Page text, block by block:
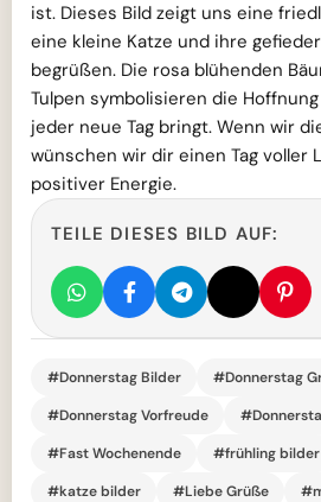
ist. Dieses Bild zeigt uns eine
eine kleine Katze und ihre
begrüßen. Die rosa blühenden
Tulpen symbolisieren die
jeder neue Tag bringt. Wenn wir
wünschen wir dir einen Tag voller
positiver Energie.
TEILE DIESES BILD AUF:
#Donnerstag Bilder
#Donnerstag
#Donnerstag Vorfreude
#Fast Wochenende
#frühling bilder
#katze bilder
#Liebe Grüße